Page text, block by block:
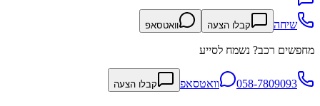
שיחה קבלו הצעה וואטסאפ
מחפשים רכב? נשמח לסייע
058-7809093 וואטסאפ קבלו הצעה